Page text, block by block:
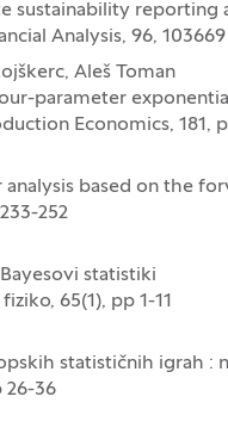
sustainability reporting
Analysis, 96, 103669
Aleš Toman
parameter
Economics, 181,
based on the
252
statistiki
65(1), pp 1-11
statističnih igrah :
26-36